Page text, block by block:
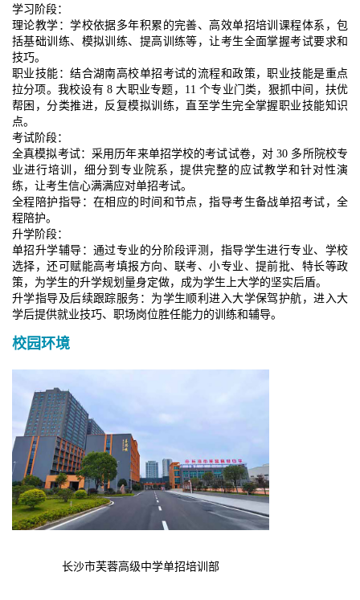
学习阶段：
理论教学：学校依据多年积累的完善、高效单招培训课程体系，包
括基础训练、模拟训练、提高训练等，让考生全面掌握考试要求和
技巧。
职业技能：结合湖南高校单招考试的流程和政策，职业技能是重点
拉分项。我校设有 8 大职业专题，11 个专业门类，狠抓中间，扶优
帮困，分类推进，反复模拟训练，直至学生完全掌握职业技能知识
点。
考试阶段：
全真模拟考试：采用历年来单招学校的考试试卷，对 30 多所院校专
业进行培训，细分到专业院系，提供完整的应试教学和针对性演
练，让考生信心满满应对单招考试。
全程陪护指导：在相应的时间和节点，指导考生备战单招考试，全
程陪护。
升学阶段：
单招升学辅导：通过专业的分阶段评测，指导学生进行专业、学校
选择，还可赋能高考填报方向、联考、小专业、提前批、特长等政
策，为学生的升学规划量身定做，成为学生上大学的坚实后盾。
升学指导及后续跟踪服务：为学生顺利进入大学保驾护航，进入大
学后提供就业技巧、职场岗位胜任能力的训练和辅导。
校园环境
长沙市芙蓉高级中学单招培训部